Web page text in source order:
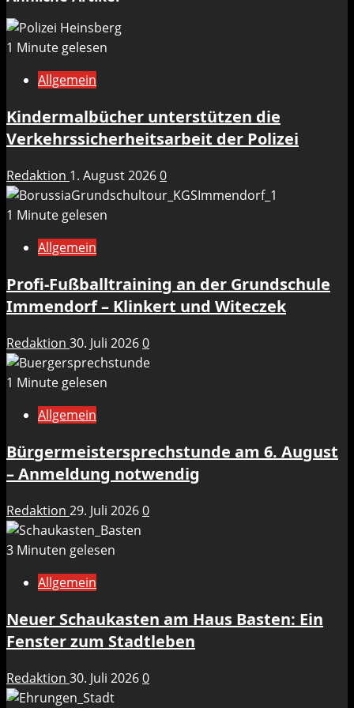
1 Minute gelesen
Allgemein
Kindermalbücher unterstützen die
Verkehrssicherheitsarbeit der Polizei
Redaktion 1. August 20260
1 Minute gelesen
Allgemein
Profi-Fußballtraining an der Grundschule
Immendorf – Klinkert und Witeczek
Redaktion 30. Juli 20260
1 Minute gelesen
Allgemein
Bürgermeistersprechstunde am 6. August
– Anmeldung notwendig
Redaktion 29. Juli 20260
3 Minuten gelesen
Allgemein
Neuer Schaukasten am Haus Basten: Ein
Fenster zum Stadtleben
Redaktion 30. Juli 20260